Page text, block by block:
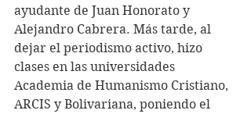
ayudante de Juan Honorato y
Alejandro Cabrera. Más tarde, al
dejar el periodismo activo, hizo
clases en las universidades
Academia de Humanismo Cristiano,
ARCIS y Bolivariana, poniendo el